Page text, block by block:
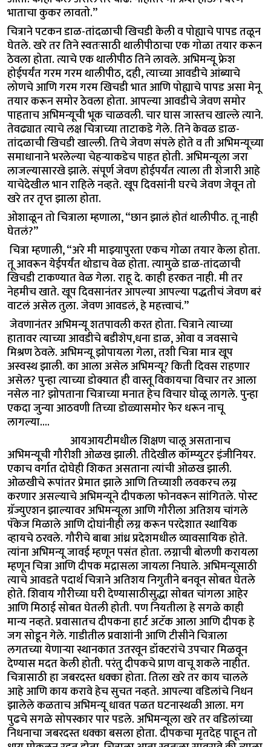
भाताचा कुकर लावतो.”
चित्राने पटकन डाळ-तांदळाची खिचडी केली व पोह्याचे पापड तळून
घेतले. खरे तर तिने स्वतःसाठी थालीपीठाचा एक गोळा तयार करून
ठेवला होता. त्याचे एक थालीपीठ तिने लावले. अभिमन्यू फ्रेश
होईपर्यंत गरम गरम थालीपीठ, दही, त्याच्या आवडीचे आंब्याचे
लोणचे आणि गरम गरम खिचडी भात आणि पोह्याचे पापड असा मेनू
तयार करून समोर ठेवला होता. आपल्या आवडीचे जेवण समोर
पाहताच अभिमन्यूची भूक चाळवली. चार घास जास्तच खाल्ले त्याने.
तेवढ्यात त्याचे लक्ष चित्राच्या ताटाकडे गेले. तिने केवळ डाळ-
तांदळाची खिचडी खाल्ली. तिचे जेवण संपले होते व ती अभिमन्यूच्या
समाधानाने भरलेल्या चेहऱ्याकडेच पाहत होती. अभिमन्यूला जरा
लाजल्यासारखे झाले. संपूर्ण जेवण होईपर्यंत त्याला ती शेजारी आहे
याचेदेखील भान राहिले नव्हते. खूप दिवसांनी घरचे जेवण जेवून तो
खरे तर तृप्त झाला होता.
ओशाळून तो चित्राला म्हणाला, “छान झालं होतं थालीपीठ. तू नाही
घेतलं?”
चित्रा म्हणाली, “अरे मी माझ्यापुरता एकच गोळा तयार केला होता.
तू आवरून येईपर्यंत थोडाच वेळ होता. त्यामुळे डाळ-तांदळाची
खिचडी टाकण्यात वेळ गेला. राहू दे. काही हरकत नाही. मी तर
नेहमीच खाते. खूप दिवसानंतर आपल्या आपल्या पद्धतीचं जेवण बरं
वाटलं असेल तुला. जेवण आवडलं, हे महत्त्वाचं.”
जेवणानंतर अभिमन्यू शतपावली करत होता. चित्राने त्याच्या
हातावर त्याच्या आवडीचे बडीशेप,धना डाळ, ओवा व जवसाचे
मिश्रण ठेवले. अभिमन्यू झोपायला गेला, तशी चित्रा मात्र खूप
अस्वस्थ झाली. का आला असेल अभिमन्यू? किती दिवस राहणार
असेल? पुन्हा त्याच्या डोक्यात ही वास्तू विकायचा विचार तर आला
नसेल ना? झोपताना चित्राच्या मनात हेच विचार घोळू लागले. पुन्हा
एकदा जुन्या आठवणी तिच्या डोळ्यासमोर फेर धरून नाचू
लागल्या....
आयआयटीमधील शिक्षण चालू असतानाच
अभिमन्यूची गौरीशी ओळख झाली. तीदेखील कॉम्प्युटर इंजीनियर.
एकाच वर्गात दोघेही शिकत असताना त्यांची ओळख झाली.
ओळखीचे रूपांतर प्रेमात झाले आणि तिच्याशी लवकरच लग्न
करणार असल्याचे अभिमन्यूने दीपकला फोनवरून सांगितले. पोस्ट
ग्रॅज्युएशन झाल्यावर अभिमन्यूला आणि गौरीला अतिशय चांगले
पॅकेज मिळाले आणि दोघांनीही लग्न करून परदेशात स्थायिक
व्हायचे ठरवले. गौरीचे बाबा आंध्र प्रदेशमधील व्यावसायिक होते.
त्यांना अभिमन्यू जावई म्हणून पसंत होता. लग्नाची बोलणी करायला
म्हणून चित्रा आणि दीपक मद्रासला जायला निघाले. अभिमन्यूसाठी
त्याचे आवडते पदार्थ चित्राने अतिशय निगुतीने बनवून सोबत घेतले
होते. शिवाय गौरीच्या घरी देण्यासाठीसुद्धा सोबत चांगला आहेर
आणि मिठाई सोबत घेतली होती. पण नियतीला हे सगळे काही
मान्य नव्हते. प्रवासातच दीपकना हार्ट अटॅक आला आणि दीपक हे
जग सोडून गेले. गाडीतील प्रवाशांनी आणि टीसीने चित्राला
लगतच्या येणाऱ्या स्थानकात उतरवून डॉक्टरांचे उपचार मिळवून
देण्यास मदत केली होती. परंतु दीपकचे प्राण वाचू शकले नाहीत.
चित्रासाठी हा जबरदस्त धक्का होता. तिला खरे तर काय चालले
आहे आणि काय करावे हेच सुचत नव्हते. आपल्या वडिलांचे निधन
झालेले कळताच अभिमन्यू धावत पळत घटनास्थळी आला. मग
पुढचे सगळे सोपस्कार पार पडले. अभिमन्यूला खरे तर वडिलांच्या
निधनाचा जबरदस्त धक्का बसला होता. दीपकचा मृतदेह पाहून तो